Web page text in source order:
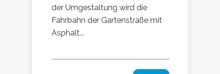
der Umgestaltung wird die
Fahrbahn der Gartenstraße mit
Asphalt...